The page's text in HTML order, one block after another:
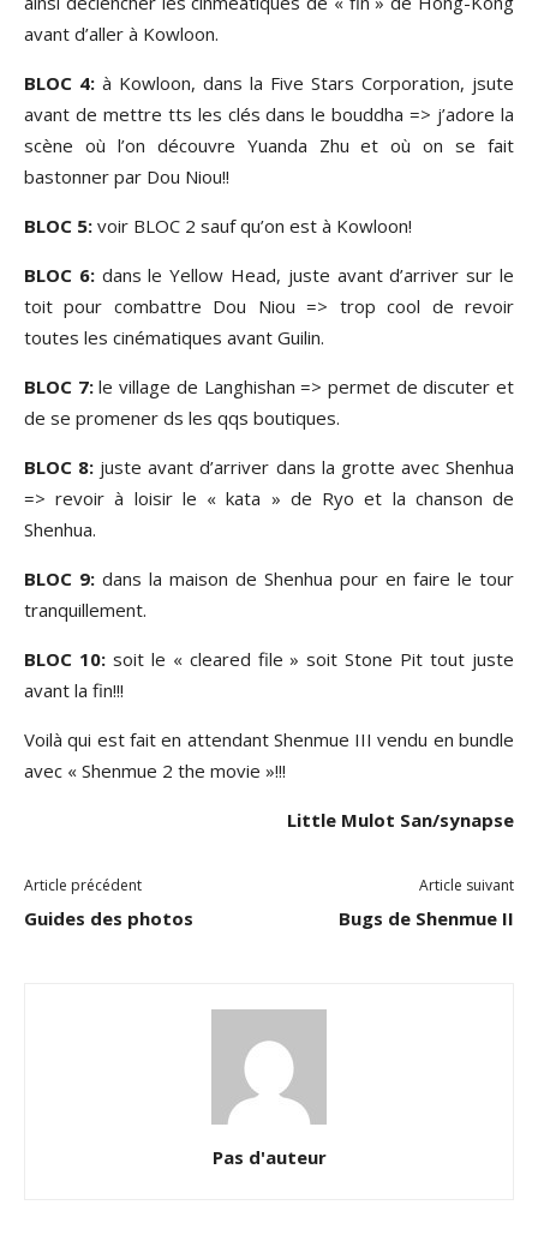
avant d’aller à Kowloon.
BLOC 4: à Kowloon, dans la Five Stars Corporation, jsute
avant de mettre tts les clés dans le bouddha => j’adore la
scène où l’on découvre Yuanda Zhu et où on se fait
bastonner par Dou Niou!!
BLOC 5: voir BLOC 2 sauf qu’on est à Kowloon!
BLOC 6:dans le Yellow Head, juste avant d’arriver sur le
toit pour combattre Dou Niou => trop cool de revoir
toutes les cinématiques avant Guilin.
BLOC 7:le village de Langhishan => permet de discuter et
de se promener ds les qqs boutiques.
BLOC 8: juste avant d’arriver dans la grotte avec Shenhua
=> revoir à loisir le « kata » de Ryo et la chanson de
Shenhua.
BLOC 9: dans la maison de Shenhua pour en faire le tour
tranquillement.
BLOC 10:soit le « cleared file » soit Stone Pit tout juste
avant la fin!!!
Voilà qui est fait en attendant Shenmue III vendu en bundle
avec « Shenmue 2 the movie »!!!
Little Mulot San/synapse
Article précédent
Guides des photos
Article suivant
Bugs de Shenmue II
Pas d'auteur